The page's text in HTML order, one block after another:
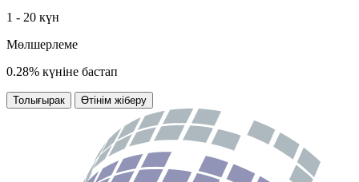
1 - 20 күн
Мөлшерлеме
0.28% күніне бастап
Толығырак Өтінім жіберу